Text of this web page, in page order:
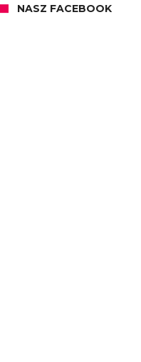
NASZ FACEBOOK